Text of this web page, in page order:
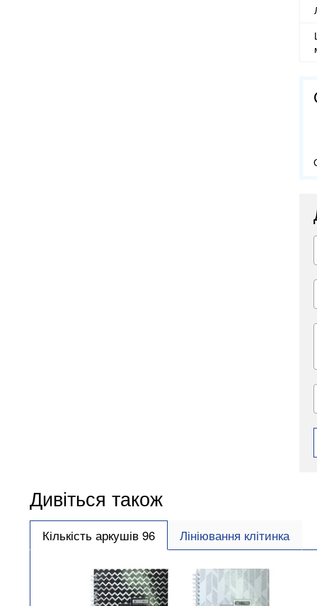
Дивіться також
Кількість аркушів 96 Лініювання клітинка